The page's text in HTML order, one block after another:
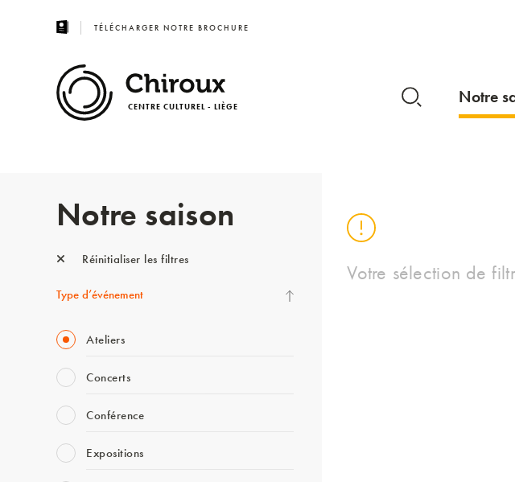
TÉLÉCHARGER NOTRE BROCHURE
CENTRE CULTUREL - LIÈGE Notre
Notre saison
Réinitialiser les filtres
Type d’événement
Ateliers
Concerts
Conférence
Expositions
Votre sélection de